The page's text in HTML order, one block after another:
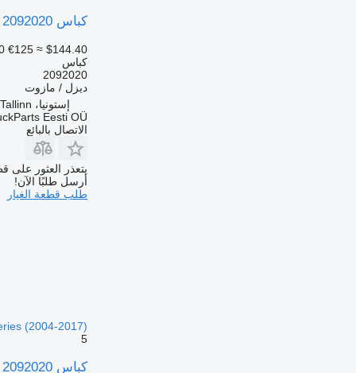
كباس Scania G-Series (01.09-) 2092020 لـ السيارات القاطرة Scania P,G,R,T-series (2004-2017)
€125 ≈ $144.40
كباس
2092020
ديزل / مازوت
إستونيا، Tallinn
Eesti OÜ
الاتصال بالبائع
يتعذر العثور على
أرسل طلبًا الآن!
طلب قطعة الغيار
(2004-2017)
5
كباس Scania G-Series (01.09-) 2092020 لـ الباصات Scania P,G,R,T-series (2004-2017)